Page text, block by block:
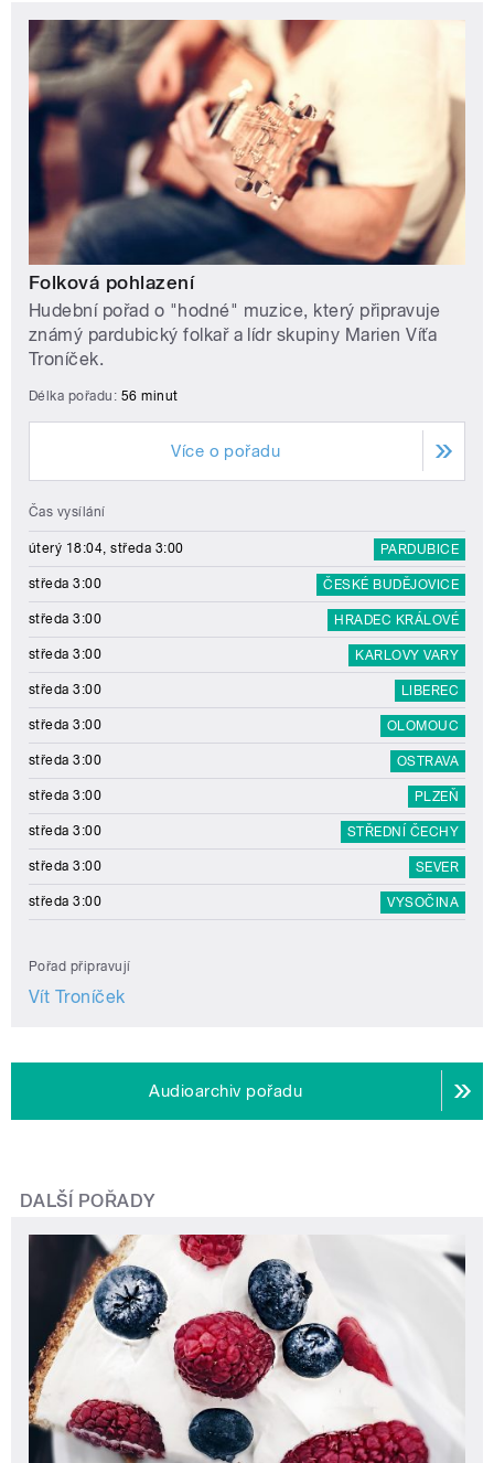
Folková pohlazení
Hudební pořad o "hodné" muzice, který připravuje
známý pardubický folkař a lídr skupiny Marien Víťa
Troníček.
Délka pořadu: 56 minut
Více o pořadu
Čas vysílání
úterý 18:04, středa 3:00 PARDUBICE
středa 3:00 ČESKÉ BUDĚJOVICE
středa 3:00 HRADEC KRÁLOVÉ
středa 3:00 KARLOVY VARY
středa 3:00 LIBEREC
středa 3:00 OLOMOUC
středa 3:00 OSTRAVA
středa 3:00 PLZEŇ
středa 3:00 STŘEDNÍ ČECHY
středa 3:00 SEVER
středa 3:00 VYSOČINA
Pořad připravují
Vít Troníček
Audioarchiv pořadu
DALŠÍ POŘADY